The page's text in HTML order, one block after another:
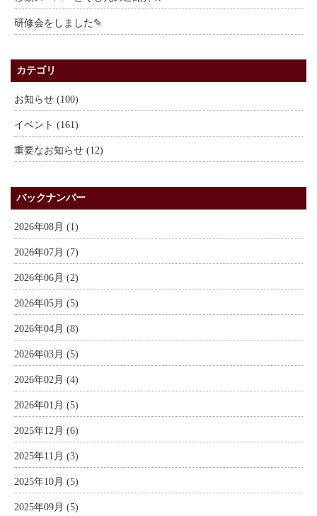
研修会をしました✎
カテゴリ
お知らせ (100)
イベント (161)
重要なお知らせ (12)
バックナンバー
2026年08月 (1)
2026年07月 (7)
2026年06月 (2)
2026年05月 (5)
2026年04月 (8)
2026年03月 (5)
2026年02月 (4)
2026年01月 (5)
2025年12月 (6)
2025年11月 (3)
2025年10月 (5)
2025年09月 (5)